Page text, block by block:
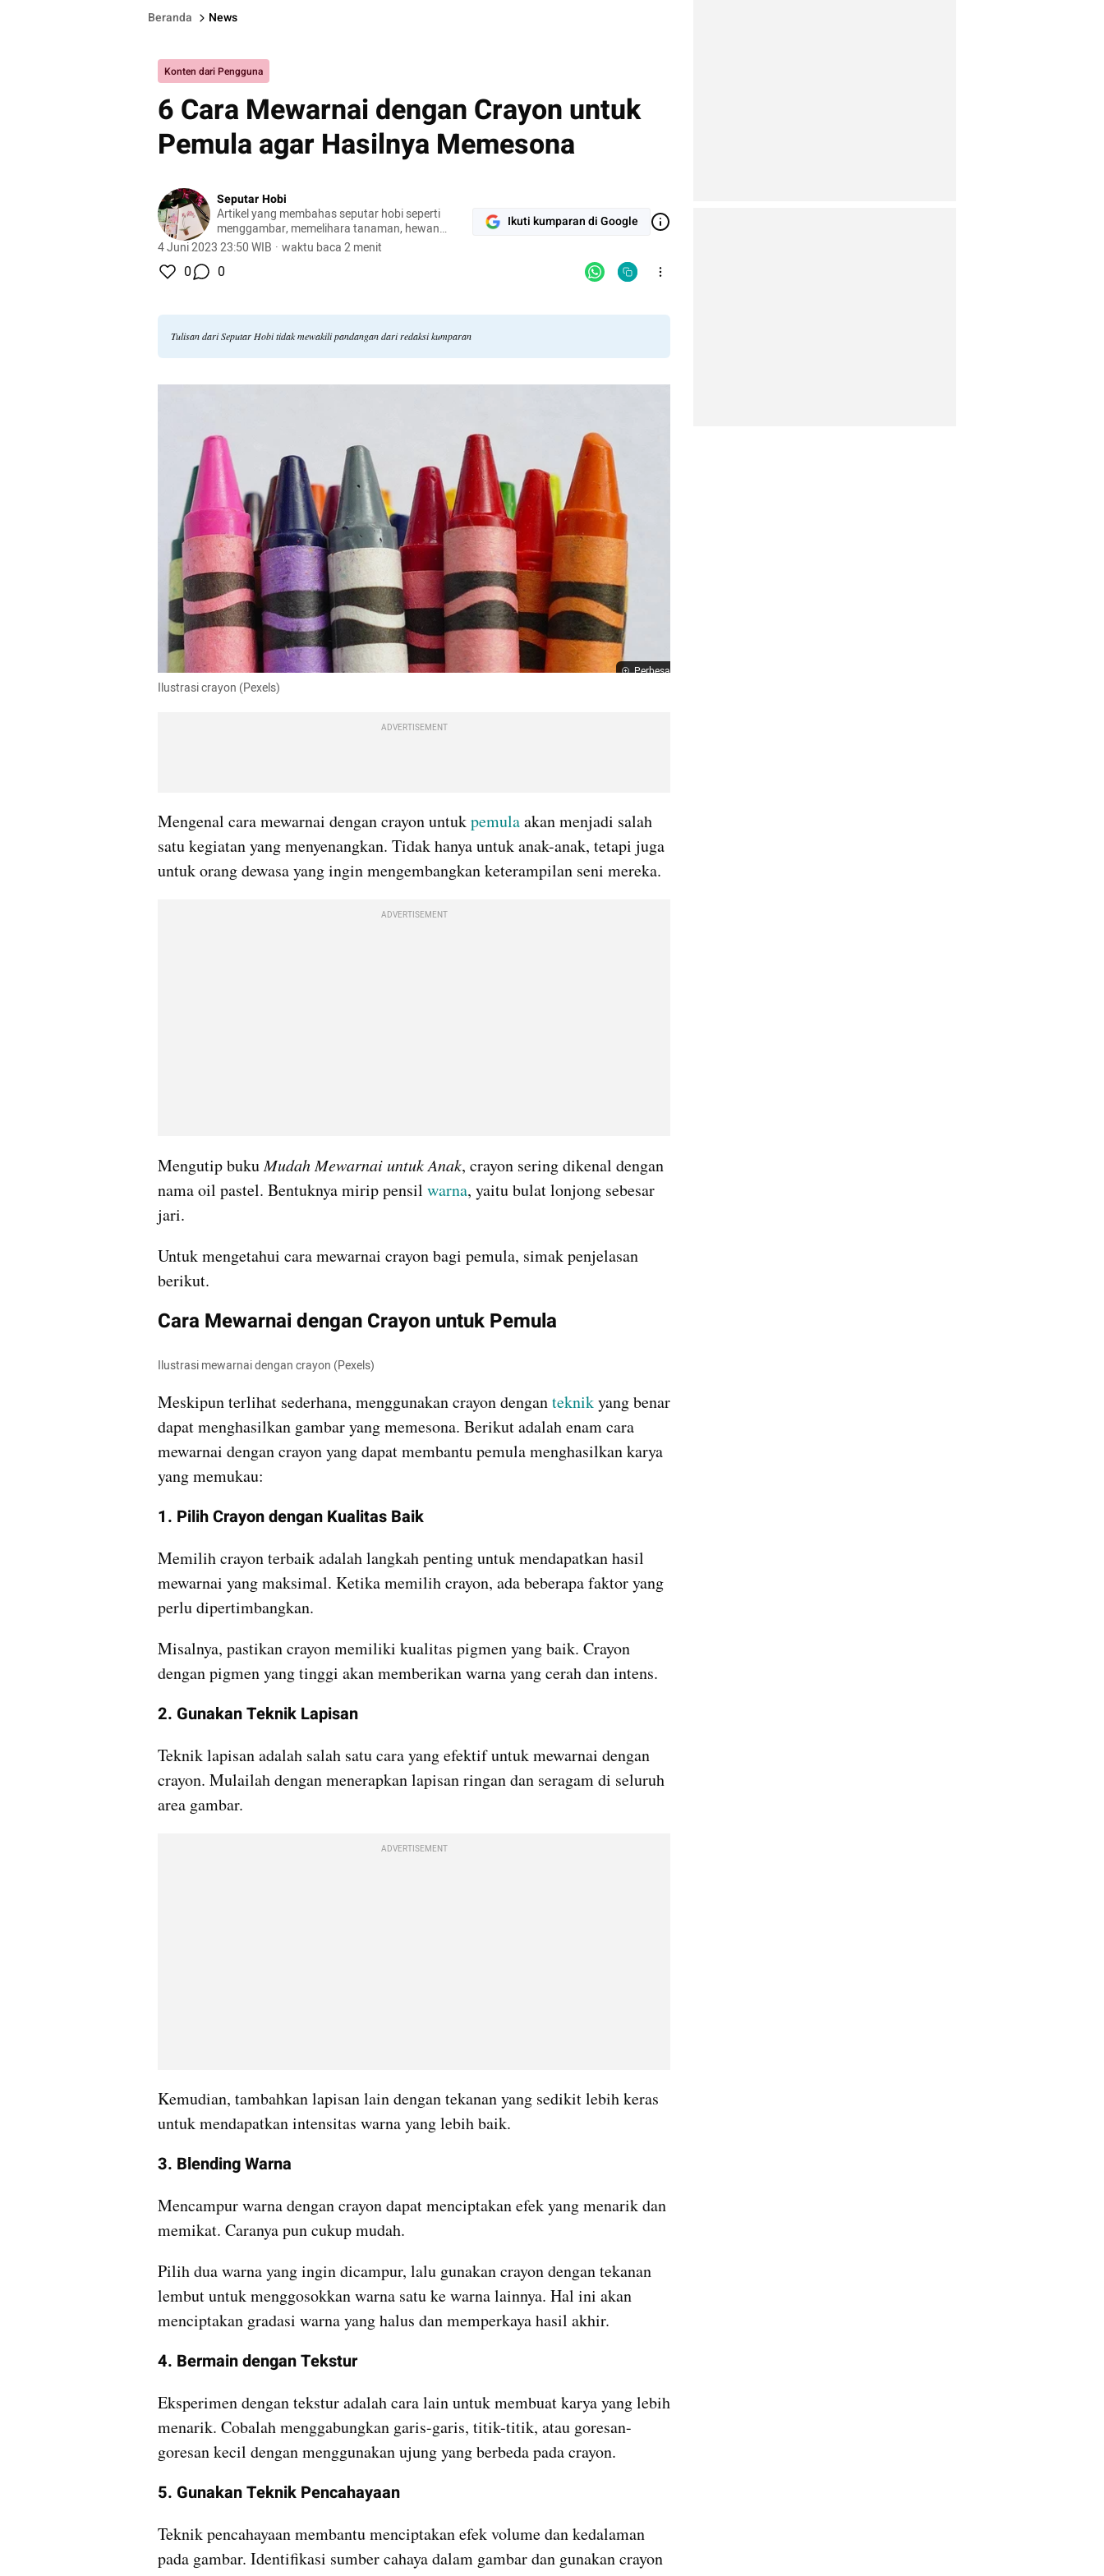
Beranda News
Konten dari Pengguna
6 Cara Mewarnai dengan Crayon untuk
Pemula agar Hasilnya Memesona
Seputar Hobi
Artikel yang membahas seputar hobi seperti
menggambar, memelihara tanaman, hewan
peliharaan, hingga meracik kopi.
4 Juni 2023 23:50 WIB · waktu baca 2 menit
Ikuti kumparan di Google
0 0
Tulisan dari Seputar Hobi tidak mewakili pandangan dari redaksi kumparan
Perbesar
Ilustrasi crayon (Pexels)
ADVERTISEMENT
Mengenal cara mewarnai dengan crayon untuk pemula akan menjadi salah
satu kegiatan yang menyenangkan. Tidak hanya untuk anak-anak, tetapi juga
untuk orang dewasa yang ingin mengembangkan keterampilan seni mereka.
ADVERTISEMENT
Mengutip buku Mudah Mewarnai untuk Anak, crayon sering dikenal dengan
nama oil pastel. Bentuknya mirip pensil warna, yaitu bulat lonjong sebesar
jari.
Untuk mengetahui cara mewarnai crayon bagi pemula, simak penjelasan
berikut.
Cara Mewarnai dengan Crayon untuk Pemula
Ilustrasi mewarnai dengan crayon (Pexels)
Meskipun terlihat sederhana, menggunakan crayon dengan teknik yang benar
dapat menghasilkan gambar yang memesona. Berikut adalah enam cara
mewarnai dengan crayon yang dapat membantu pemula menghasilkan karya
yang memukau:
1. Pilih Crayon dengan Kualitas Baik
Memilih crayon terbaik adalah langkah penting untuk mendapatkan hasil
mewarnai yang maksimal. Ketika memilih crayon, ada beberapa faktor yang
perlu dipertimbangkan.
Misalnya, pastikan crayon memiliki kualitas pigmen yang baik. Crayon
dengan pigmen yang tinggi akan memberikan warna yang cerah dan intens.
2. Gunakan Teknik Lapisan
Teknik lapisan adalah salah satu cara yang efektif untuk mewarnai dengan
crayon. Mulailah dengan menerapkan lapisan ringan dan seragam di seluruh
area gambar.
ADVERTISEMENT
Kemudian, tambahkan lapisan lain dengan tekanan yang sedikit lebih keras
untuk mendapatkan intensitas warna yang lebih baik.
3. Blending Warna
Mencampur warna dengan crayon dapat menciptakan efek yang menarik dan
memikat. Caranya pun cukup mudah.
Pilih dua warna yang ingin dicampur, lalu gunakan crayon dengan tekanan
lembut untuk menggosokkan warna satu ke warna lainnya. Hal ini akan
menciptakan gradasi warna yang halus dan memperkaya hasil akhir.
4. Bermain dengan Tekstur
Eksperimen dengan tekstur adalah cara lain untuk membuat karya yang lebih
menarik. Cobalah menggabungkan garis-garis, titik-titik, atau goresan-
goresan kecil dengan menggunakan ujung yang berbeda pada crayon.
5. Gunakan Teknik Pencahayaan
Teknik pencahayaan membantu menciptakan efek volume dan kedalaman
pada gambar. Identifikasi sumber cahaya dalam gambar dan gunakan crayon